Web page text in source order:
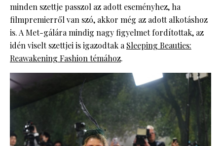
minden szettje passzol az adott eseményhez, ha
filmpremierről van szó, akkor még az adott alkotáshoz
is. A Met-gálára mindig nagy figyelmet fordítottak, az
idén viselt szettjei is igazodtak aSleeping Beauties:
Reawakening Fashion témához.